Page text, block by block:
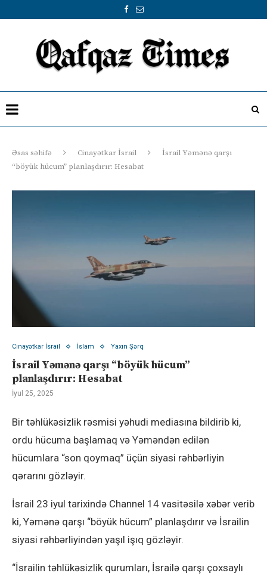
Əsas səhifə Cinayətkar İsrail
İsrail Yəmənə qarşı
“böyük hücum” planlaşdırır: Hesabat
Cinayətkar İsrail İslam Yaxın Şərq
İsrail Yəmənə qarşı “böyük hücum”
planlaşdırır: Hesabat
İyul 25, 2025
Bir təhlükəsizlik rəsmisi yəhudi mediasına bildirib ki,
ordu hücuma başlamaq və Yəməndən edilən
hücumlara “son qoymaq” üçün siyasi rəhbərliyin
qərarını gözləyir.
İsrail 23 iyul tarixində Channel 14 vasitəsilə xəbər verib
ki, Yəmənə qarşı “böyük hücum” planlaşdırır və İsrailin
siyasi rəhbərliyindən yaşıl işıq gözləyir.
“İsrailin təhlükəsizlik qurumları, İsrailə qarşı çoxsaylı